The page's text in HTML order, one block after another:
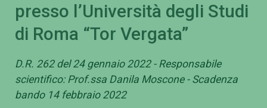
presso l’Università degli Studi
di Roma “Tor Vergata”
D.R. 262 del 24 gennaio 2022 - Responsabile
scientifico: Prof.ssa Danila Moscone - Scadenza
bando 14 febbraio 2022